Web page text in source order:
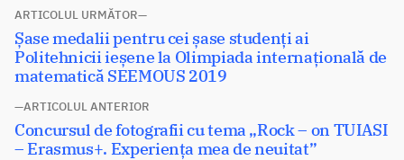
Navigare
în
articole
ARTICOLUL ANTERIOR
Articolul
anterior:
Concursul de fotografii cu tema „Rock – on TUIASI
– Erasmus+. Experiența mea de neuitat”
ARTICOLUL URMĂTOR
Articolul
următor:
Șase medalii pentru cei șase studenți ai
Politehnicii ieșene la Olimpiada internațională de
matematică SEEMOUS 2019